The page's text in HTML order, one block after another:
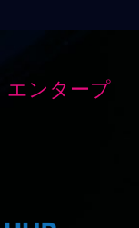
エンタープ